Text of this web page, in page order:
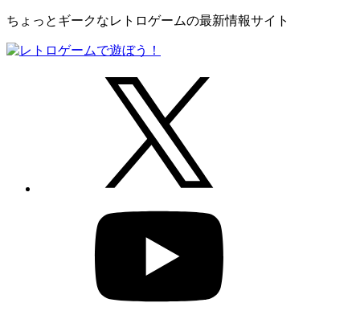
ちょっとギークなレトロゲームの最新情報サイト